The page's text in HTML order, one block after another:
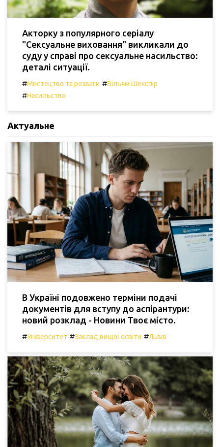
Акторку з популярного серіалу
"Сексуальне виховання" викликали до
суду у справі про сексуальне насильство:
деталі ситуації.
#Мистецтво та розваги #Вільям Шекспір
#Насильство
Актуальне
В Україні подовжено терміни подачі
документів для вступу до аспірантури:
новий розклад - Новини Твоє місто.
#Університет #Заклад вищої освіти #Львів